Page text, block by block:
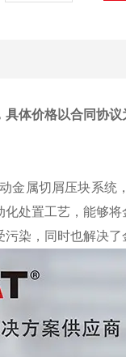
体价格以合同协议
金属切屑压块系
处置工艺，能够
染，同时也解决了